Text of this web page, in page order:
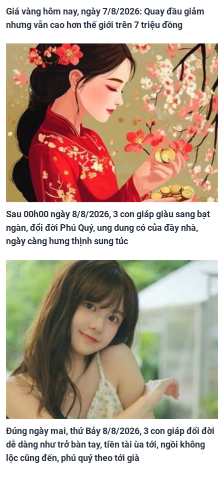
Giá vàng hôm nay, ngày 7/8/2026: Quay đầu giảm
nhưng vẫn cao hơn thế giới trên 7 triệu đồng
Sau 00h00 ngày 8/8/2026, 3 con giáp giàu sang bạt
ngàn, đổi đời Phú Quý, ung dung có của đầy nhà,
ngày càng hưng thịnh sung túc
Đúng ngày mai, thứ Bảy 8/8/2026, 3 con giáp đổi đời
dễ dàng như trở bàn tay, tiền tài ùa tới, ngồi không
lộc cũng đến, phú quý theo tới già